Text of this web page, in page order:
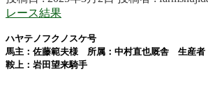
レース結果
ハヤテノフクノスケ号
馬主：佐藤範夫様 所属：中村直也厩舎 生産者
鞍上：岩田望来騎手